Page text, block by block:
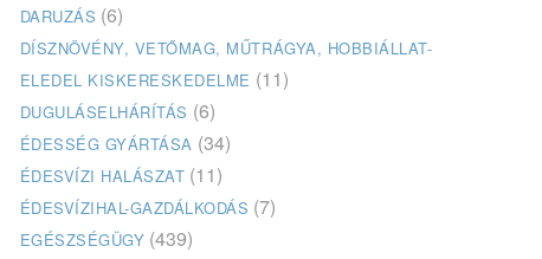
DARUZÁS (6)
DÍSZNÖVÉNY, VETŐMAG, MŰTRÁGYA, HOBBIÁLLAT-
ELEDEL KISKERESKEDELME (11)
DUGULÁSELHÁRÍTÁS (6)
ÉDESSÉG GYÁRTÁSA (34)
ÉDESVÍZI HALÁSZAT (11)
ÉDESVÍZIHAL-GAZDÁLKODÁS (7)
EGÉSZSÉGÜGY (439)